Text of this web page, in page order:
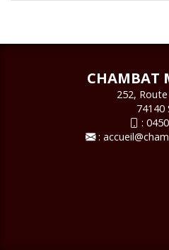
CHAMBAT
252,
74140
:
: